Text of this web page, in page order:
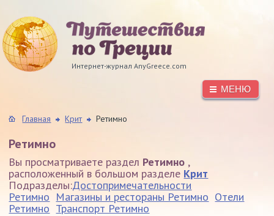
Интернет-журнал AnyGreece.com
МЕНЮ
Главная Крит Ретимно
Ретимно
Вы просматриваете раздел Ретимно ,
расположенный в большом разделе Крит
Подразделы:Достопримечательности
Ретимно Магазины и рестораны Ретимно Отели
Ретимно Транспорт Ретимно